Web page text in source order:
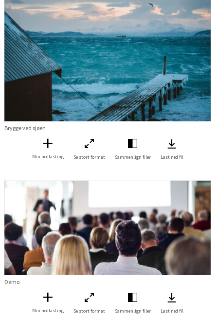
Brygge ved sjøen
Min nedlasting Se stort format Sammenlign filer Last ned fil
Demo
Min nedlasting Se stort format Sammenlign filer Last ned fil